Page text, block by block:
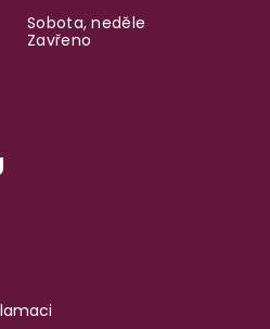
Sobota, neděle
Zavřeno